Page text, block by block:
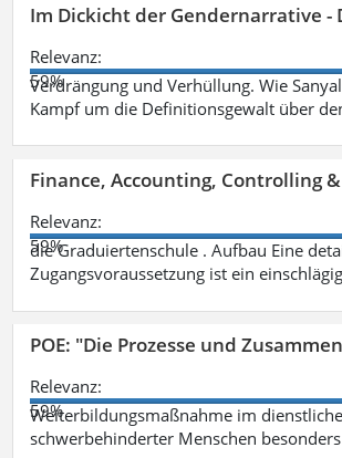
Im Dickicht der Gendernarrative -
Relevanz:
59%
Verdrängung und Verhüllung. Wie
Kampf um die Definitionsgewalt über
Finance, Accounting, Controlling &
Relevanz:
59%
die Graduiertenschule . Aufbau Eine
Zugangsvoraussetzung ist ein
POE: "Die Prozesse und
Relevanz:
59%
Weiterbildungsmaßnahme im
schwerbehinderter Menschen